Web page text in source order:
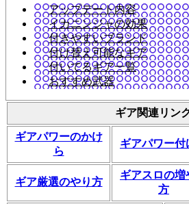
アップデート内容
イカニンジャの効果
付きやすいブランド
付け替え可能なギア
付いてるギア一覧
おすすめ武器
ギア関連リン
ギアパワーのかけ
ら
ギアパワー付
ギア厳選のやり方
ギアスロの増
方